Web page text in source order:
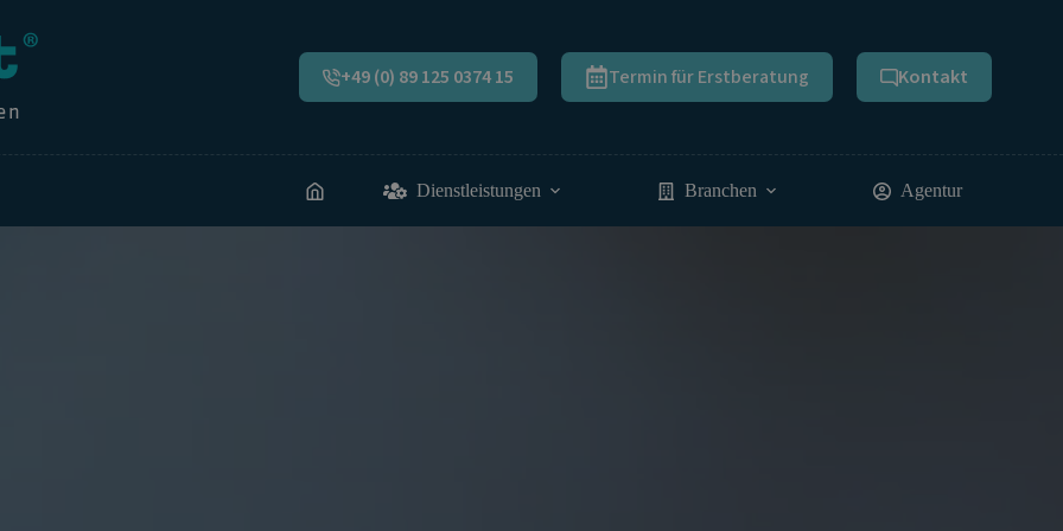
+49 (0) 89 125 0374 15 Termin für Erstberatung Kontakt
Dienstleistungen Branchen Agentur